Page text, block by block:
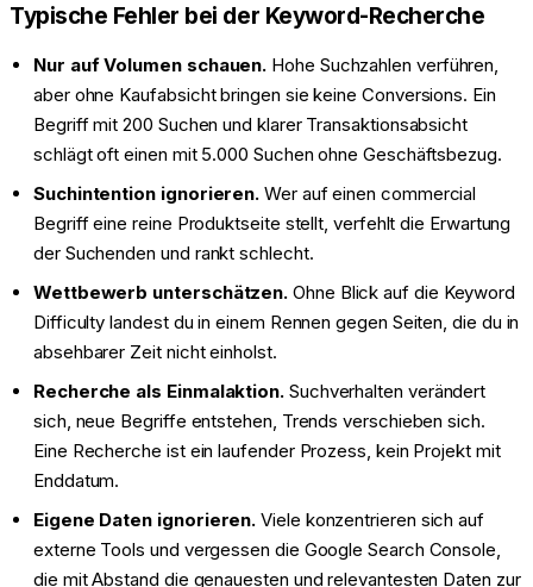
Typische Fehler bei der Keyword-Recherche
Nur auf Volumen schauen. Hohe Suchzahlen verführen,
aber ohne Kaufabsicht bringen sie keine Conversions. Ein
Begriff mit 200 Suchen und klarer Transaktionsabsicht
schlägt oft einen mit 5.000 Suchen ohne Geschäftsbezug.
Suchintention ignorieren. Wer auf einen commercial
Begriff eine reine Produktseite stellt, verfehlt die Erwartung
der Suchenden und rankt schlecht.
Wettbewerb unterschätzen. Ohne Blick auf die Keyword
Difficulty landest du in einem Rennen gegen Seiten, die du in
absehbarer Zeit nicht einholst.
Recherche als Einmalaktion.Suchverhalten verändert
sich, neue Begriffe entstehen, Trends verschieben sich.
Eine Recherche ist ein laufender Prozess, kein Projekt mit
Enddatum.
Eigene Daten ignorieren. Viele konzentrieren sich auf
externe Tools und vergessen die Google Search Console,
die mit Abstand die genauesten und relevantesten Daten zur